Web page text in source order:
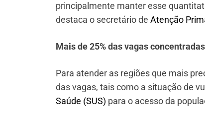
principalmente manter esse
destaca o secretário de Atenção
Mais de 25% das vagas
Para atender as regiões que mais
das vagas, tais como a situação de
Saúde (SUS) para o acesso da